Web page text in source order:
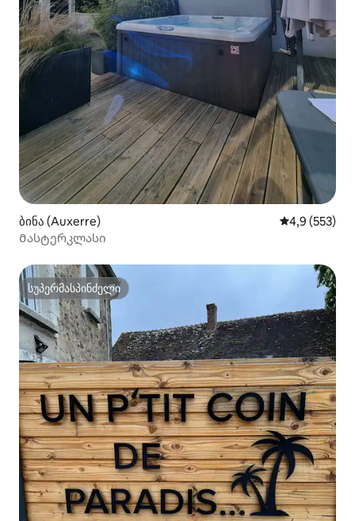
ბინა (Auxerre) საშუალო
4,9 (553)
Მასტერკლასი
სუპერმასპინძელი
სუპერმასპინძელი